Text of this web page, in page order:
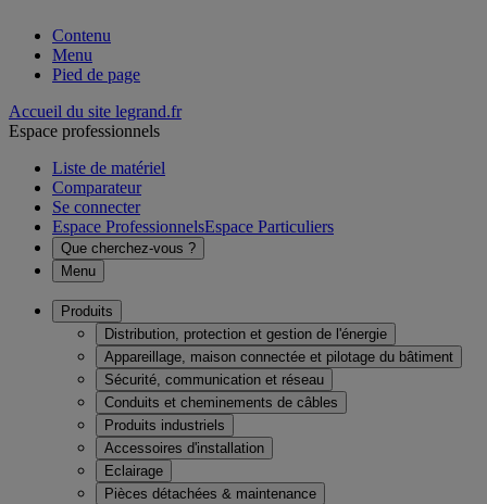
Contenu
Menu
Pied de page
Accueil du site legrand.fr
Espace professionnels
Liste de matériel
Comparateur
Se connecter
Espace ProfessionnelsEspace Particuliers
Que cherchez-vous ?
Menu
Produits
Distribution, protection et gestion de l'énergie
Appareillage, maison connectée et pilotage du bâtiment
Sécurité, communication et réseau
Conduits et cheminements de câbles
Produits industriels
Accessoires d'installation
Eclairage
Pièces détachées & maintenance